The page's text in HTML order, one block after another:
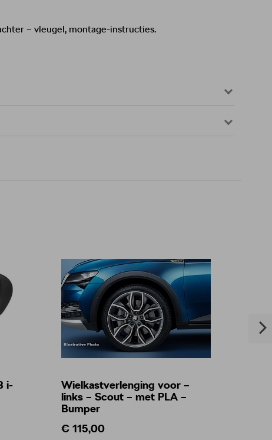
– vleugel, montage-instructies.
i-
Wielkastverlenging voor –
links – Scout – met PLA –
Bumper
€ 115,00